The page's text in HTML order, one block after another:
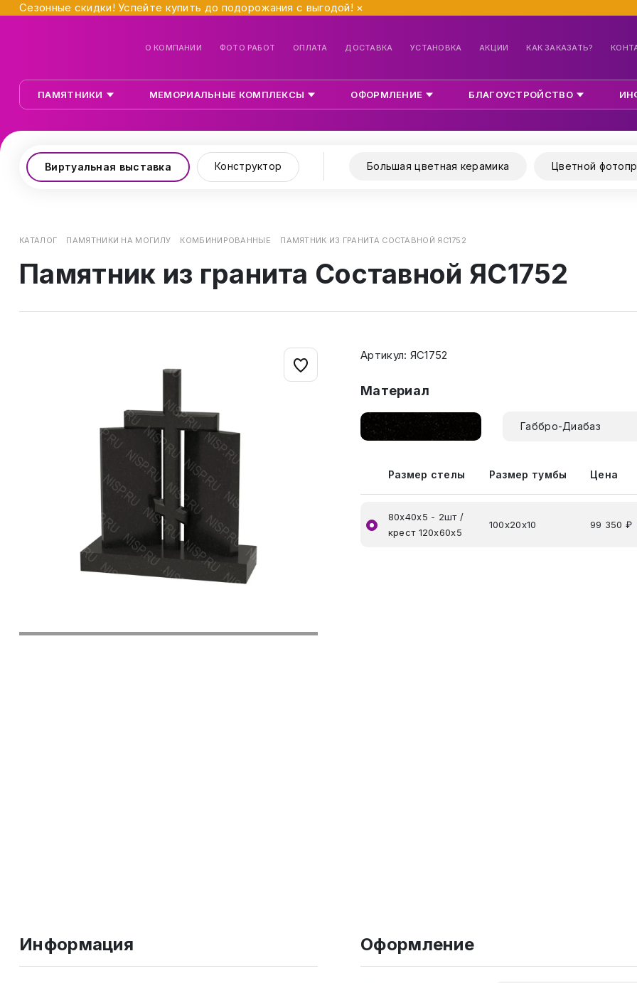
Сезонные скидки! Успейте купить до подорожания с выгодой! ×
О КОМПАНИИ ФОТО РАБОТ ОПЛАТА ДОСТАВКА УСТАНОВКА АКЦИИ КАК ЗАКАЗАТЬ?
ПАМЯТНИКИ МЕМОРИАЛЬНЫЕ КОМПЛЕКСЫ ОФОРМЛЕНИЕ БЛАГОУСТРОЙСТВО
Виртуальная выставка Конструктор Большая цветная керамика Цветной
КАТАЛОГ ПАМЯТНИКИ НА МОГИЛУ КОМБИНИРОВАННЫЕ ПАМЯТНИК ИЗ ГРАНИТА СОСТАВНОЙ ЯС1752
Памятник из гранита Составной ЯС1752
Артикул: ЯС1752
Материал
Габбро-Диабаз
Размер стелы Размер тумбы Цена
80х40х5 - 2шт /
крест 120х60х5
100х20х10 99 350 ₽
Информация Оформление